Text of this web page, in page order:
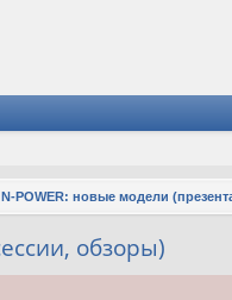
POWER: новые модели
обзоры)